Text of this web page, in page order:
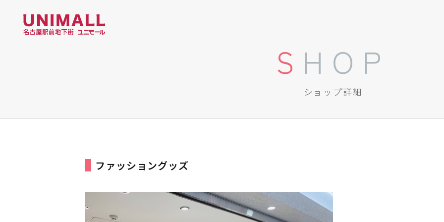
SHOP
ショップ詳細
ファッショングッズ